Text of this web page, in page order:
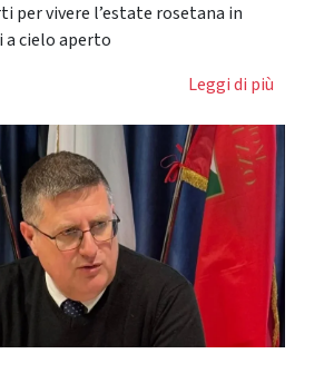
per vivere l’estate rosetana in
a cielo aperto
Leggi di più